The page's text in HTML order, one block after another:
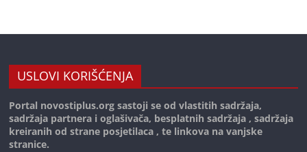
USLOVI KORIŠĆENJA
Portal novostiplus.org sastoji se od vlastitih sadržaja,
sadržaja partnera i oglašivača, besplatnih sadržaja , sadržaja
kreiranih od strane posjetilaca , te linkova na vanjske
stranice.